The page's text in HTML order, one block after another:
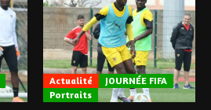
Actualité
JOURNÉE FIFA
Portraits